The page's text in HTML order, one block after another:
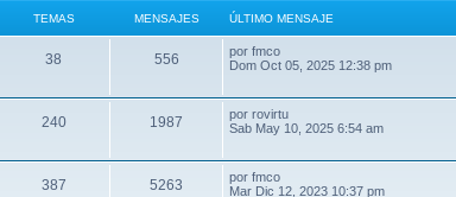
TEMAS MENSAJES ÚLTIMO MENSAJE
38 556 por fmco
Dom Oct 05, 2025 12:38 pm
240 1987 por rovirtu
Sab May 10, 2025 6:54 am
387 5263 por fmco
Mar Dic 12, 2023 10:37 pm